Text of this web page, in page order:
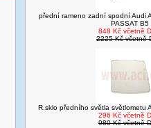
přední rameno zadní spodní Audi
PASSAT B5
848 Kč včetně
2225 Kč včetně
R.sklo předního světla světlometu
296 Kč včetně
980 Kč včetně